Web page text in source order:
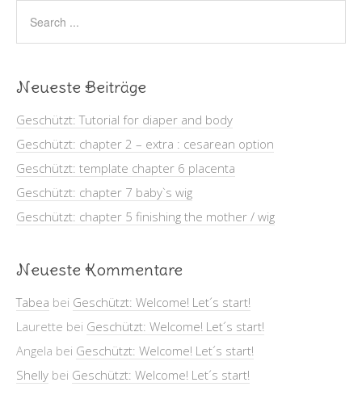
Neueste Beiträge
Geschützt: Tutorial for diaper and body
Geschützt: chapter 2 – extra : cesarean option
Geschützt: template chapter 6 placenta
Geschützt: chapter 7 baby`s wig
Geschützt: chapter 5 finishing the mother / wig
Neueste Kommentare
Tabea bei Geschützt: Welcome! Let´s start!
Laurette bei Geschützt: Welcome! Let´s start!
Angela bei Geschützt: Welcome! Let´s start!
Shelly bei Geschützt: Welcome! Let´s start!